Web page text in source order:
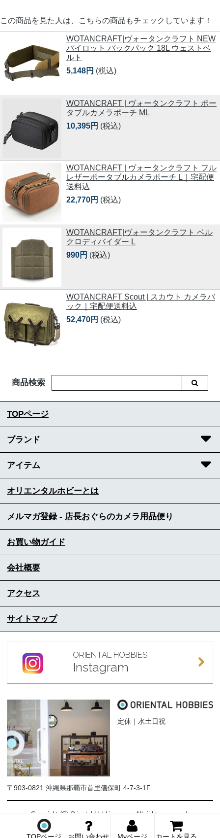
この商品を見た人は、こちらの商品もチェックしています！
WOTANCRAFT|ヴォータンクラフト NEW
パイロット バックパック 18L ウェストベ
ルト
5,148円 (税込)
WOTANCRAFT | ヴォータンクラフト ポー
タブルカメラポーチ ML
10,395円 (税込)
WOTANCRAFT | ヴォータンクラフト フル
レザーポータブルカメラポーチ L｜宅配便
送料込
22,770円 (税込)
WOTANCRAFT|ヴォータンクラフト ベル
クロディバイダー L
990円 (税込)
WOTANCRAFT Scout | スカウト カメラバ
ック｜宅配便送料込
52,470円 (税込)
商品検索
TOPページ
ブランド
アイテム
オリエンタルホビーとは
メルマガ登録 - 店長おぐらのカメラ用品便り
お買い物ガイド
会社概要
アクセス
サイトマップ
ORIENTAL HOBBIES
Instagram
定休｜水土日祝
〒903-0821 沖縄県那覇市首里儀保町 4-7-3-1F
Copyright (C) Oriental-Hobbies.com. All rights reserved.